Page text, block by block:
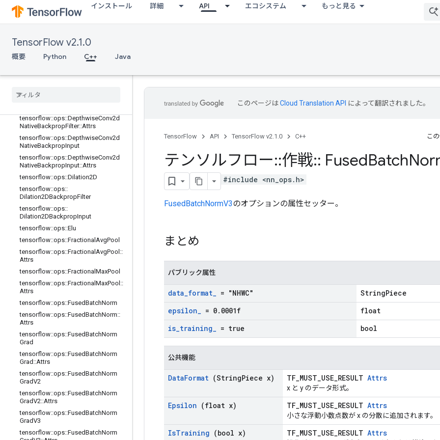
インストール 詳細 API エコシステム もっと見る
TensorFlow v2.1.0
概要 Python C++ Java
p::Attrs
tensorflow::ops::DataFormatVecPer
mute::Attrs
tensorflow::ops::DepthwiseConv2dN
tensorflow
tensorflow::ops::DepthwiseConv2d
NativeBackpropFilter::Attrs
tensorflow::ops::DepthwiseConv2d
NativeBackpropInput
tensorflow::ops::DepthwiseConv2d
NativeBackpropInput::Attrs
tensorflow::ops::Dilation2D
tensorflow::ops::
Dilation2DBackpropFilter
tensorflow::ops::
Dilation2DBackpropInput
tensorflow::ops::Elu
tensorflow::ops::Fractional AvgPool
tensorflow::ops::Fractional AvgPool ::
Attrs
tensorflow::ops::Fractional MaxPool
tensorflow::ops::Fractional MaxPool ::
Attrs
tensorflow::ops::FusedBatchNorm
tensorflow::ops::FusedBatchNorm::
Attrs
tensorflow::ops::FusedBatchNorm
Grad
tensorflow::ops::FusedBatchNorm
Grad ::Attrs
tensorflow::ops::FusedBatchNorm
GradV2
tensorflow::ops::FusedBatchNorm
GradV2::Attrs
tensorflow::ops::FusedBatchNorm
GradV3
tensorflow::ops::FusedBatchNorm
このページはCloud Translation API によって翻訳されました。
TensorFlow API TensorFlow v2.1.0 C++ こ
テンソルフロー::作戦:: FusedBatch
#include <nn_ops.h>
FusedBatchNormV3のオプションの属性セッター。
まとめ
パブリック属性
data_format_ = "NHWC"
StringPiece
epsilon_ = 0. 0001f
float
is_training_ = true bool
公共機能
DataFormat (StringPiece x) TF_MUST_USE_RESULT Attrs
x と y のデータ形式。
Epsilon (float x) TF_MUST_USE_RESULT Attrs
小さな浮動小数点数が x の分散に追加されます。
IsTraining (bool x) TF_MUST_USE_RESULT Attrs